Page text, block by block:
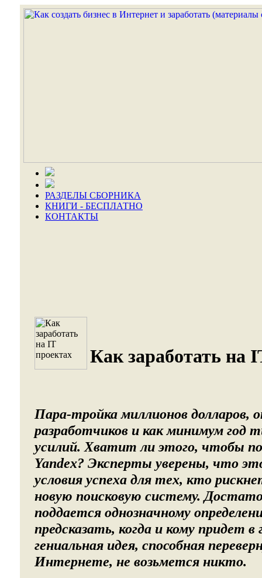
РАЗДЕЛЫ СБОРНИКА
КНИГИ - БЕСПЛАТНО
КОНТАКТЫ
Как заработать на
Пара-тройка миллионов долларов,
разработчиков и как минимум год
усилий. Хватит ли этого, чтобы
Yandex? Эксперты уверены, что
условия успеха для тех, кто
новую поисковую систему.
поддается однозначному
предсказать, когда и кому придет в
гениальная идея, способная
Интернете, не возьмется никто.